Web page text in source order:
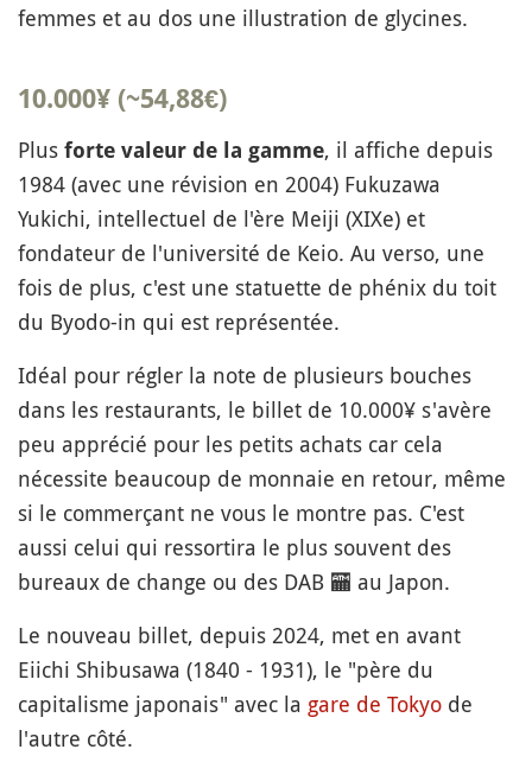
femmes et au dos une illustration de glycines.
10.000¥ (~54,88€)
Plus forte valeur de la gamme, il affiche depuis
1984 (avec une révision en 2004) Fukuzawa
Yukichi, intellectuel de l'ère Meiji (XIXe) et
fondateur de l'université de Keio. Au verso, une
fois de plus, c'est une statuette de phénix du toit
du Byodo-in qui est représentée.
Idéal pour régler la note de plusieurs bouches
dans les restaurants, le billet de 10.000¥ s'avère
peu apprécié pour les petits achats car cela
nécessite beaucoup de monnaie en retour, même
si le commerçant ne vous le montre pas. C'est
aussi celui qui ressortira le plus souvent des
bureaux de change ou des DAB 🏧 au Japon.
Le nouveau billet, depuis 2024, met en avant
Eiichi Shibusawa (1840 - 1931), le "père du
capitalisme japonais" avec la gare de Tokyo de
l'autre côté.